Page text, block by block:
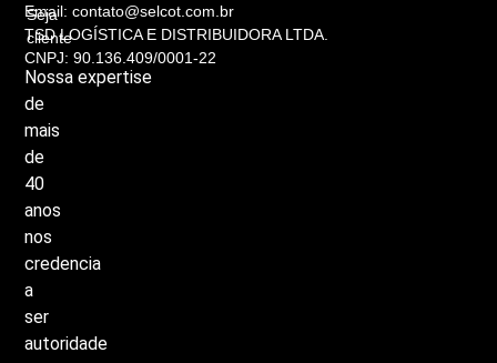
Nossaexpertise
de
mais
de
40
anos
nos
credencia
a
ser
autoridade
Seja
cliente
Email: contato@selcot.com.br
TSD LOGÍSTICA E DISTRIBUIDORA LTDA.
CNPJ: 90.136.409/0001-22